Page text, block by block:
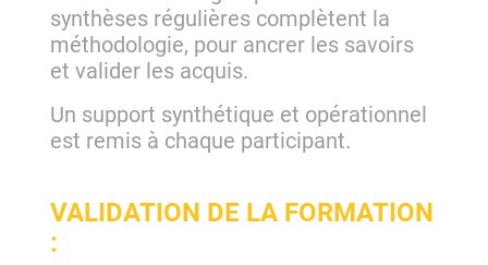
synthèses régulières complètent la
méthodologie, pour ancrer les savoirs
et valider les acquis.
Un support synthétique et opérationnel
est remis à chaque participant.
VALIDATION DE LA FORMATION
: